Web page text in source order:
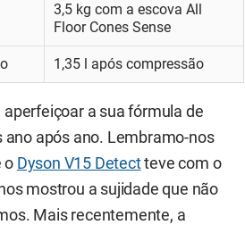
3,5 kg com a escova All
Floor Cones Sense
1,35 l após compressão
a sua fórmula de
ano após ano. Lembramo-nos
o Dyson V15 Detectteve com o
mostrou a sujidade que não
Mais recentemente, a